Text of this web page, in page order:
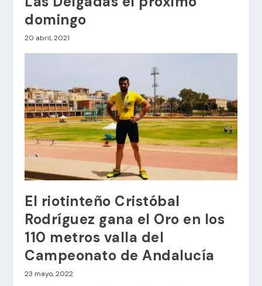
domingo
20 abril, 2021
El riotinteño Cristóbal
Rodríguez gana el Oro en los
110 metros valla del
Campeonato de Andalucía
23 mayo, 2022